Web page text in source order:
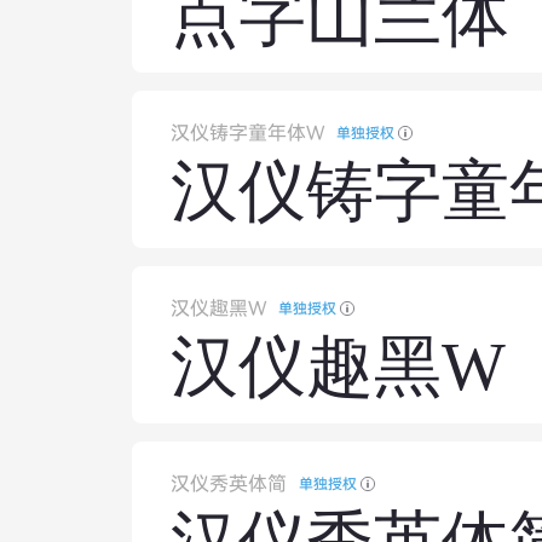
点字山兰体
汉仪铸字童年体W 单独授权
汉仪铸字童
汉仪趣黑W 单独授权
汉仪趣黑W
汉仪秀英体简 单独授权